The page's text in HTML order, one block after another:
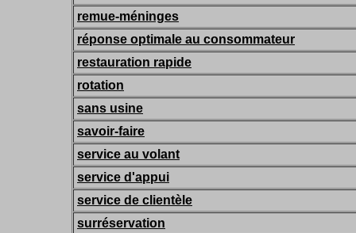
remue-méninges
réponse optimale au consommateur
restauration rapide
rotation
sans usine
savoir-faire
service au volant
service d'appui
service de clientèle
surréservation